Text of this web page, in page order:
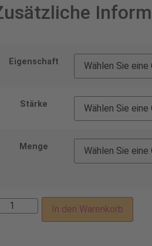
Eigenschaft
Stärke
Menge
In den Warenkorb